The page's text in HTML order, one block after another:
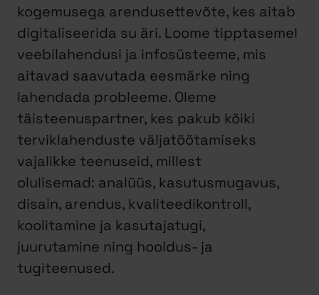
kogemusega arendusettevõte, kes aitab
digitaliseerida su äri. Loome tipptasemel
veebilahendusi ja infosüsteeme, mis
aitavad saavutada eesmärke ning
lahendada probleeme. Oleme
täisteenuspartner, kes pakub kõiki
terviklahenduste väljatöötamiseks
vajalikke teenuseid, millest
olulisemad: analüüs, kasutusmugavus,
disain, arendus, kvaliteedikontroll,
koolitamine ja kasutajatugi,
juurutamine ning hooldus- ja
tugiteenused.